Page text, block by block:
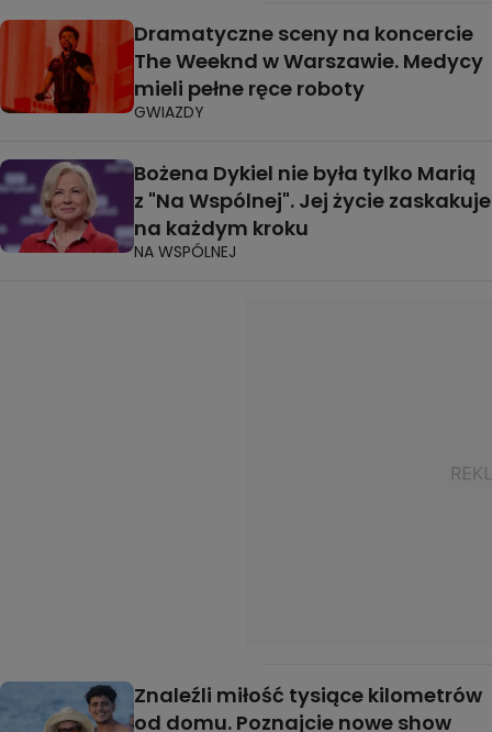
Dramatyczne sceny na koncercie
The Weeknd w Warszawie. Medycy
mieli pełne ręce roboty
GWIAZDY
Bożena Dykiel nie była tylko Marią
z "Na Wspólnej". Jej życie zaskakuje
na każdym kroku
NA WSPÓLNEJ
Znaleźli miłość tysiące kilometrów
od domu. Poznajcie nowe show